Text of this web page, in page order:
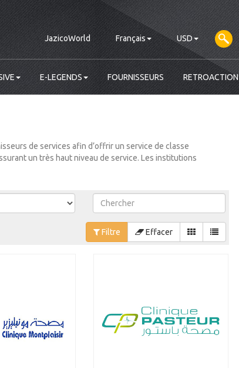
JazicoWorld Français USD
E-LEGENDS FOURNISSEURS RETROACTION
de services afin d’offrir un service de classe
un très haut niveau de service. Les institutions
Filtre Effacer